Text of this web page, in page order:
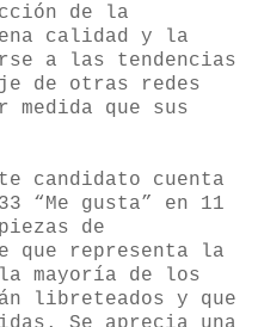
de la
calidad y la
a las tendencias
de otras redes
medida que sus
candidato cuenta
“Me gusta” en 11
de
que representa la
mayoría de los
libreteados y que